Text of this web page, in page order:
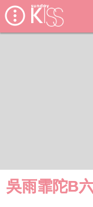
吳雨霏陀B